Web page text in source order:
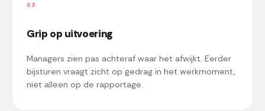
03
Grip op uitvoering
Managers zien pas achteraf waar het afwijkt. Eerder
bijsturen vraagt zicht op gedrag in het werkmoment,
niet alleen op de rapportage.